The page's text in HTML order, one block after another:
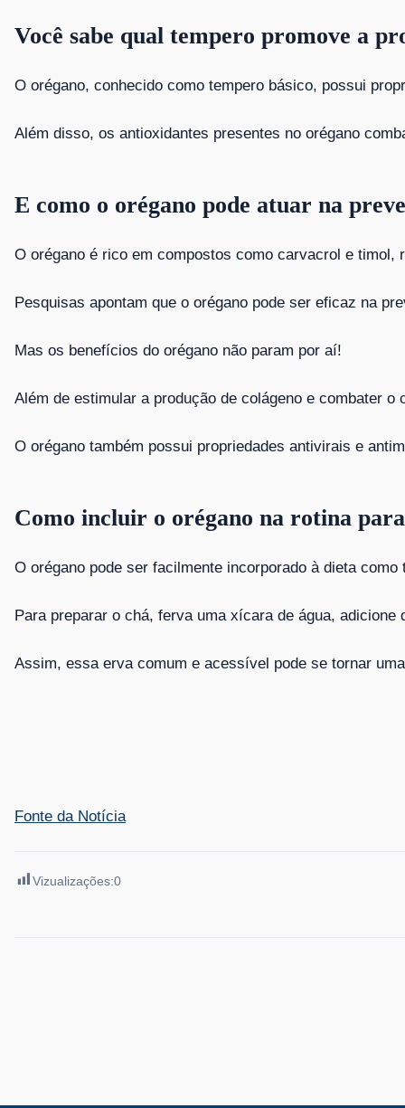
Você sabe qual tempero promove a
O orégano, conhecido como tempero básico, possui
Além disso, os antioxidantes presentes no orégano
E como o orégano pode atuar na
O orégano é rico em compostos como carvacrol e
Pesquisas apontam que o orégano pode ser eficaz na
Mas os benefícios do orégano não param por aí!
Além de estimular a produção de colágeno e combater
O orégano também possui propriedades antivirais e
Como incluir o orégano na rotina
O orégano pode ser facilmente incorporado à dieta
Para preparar o chá, ferva uma xícara de água,
Assim, essa erva comum e acessível pode se tornar
Fonte da Notícia
Vizualizações:0